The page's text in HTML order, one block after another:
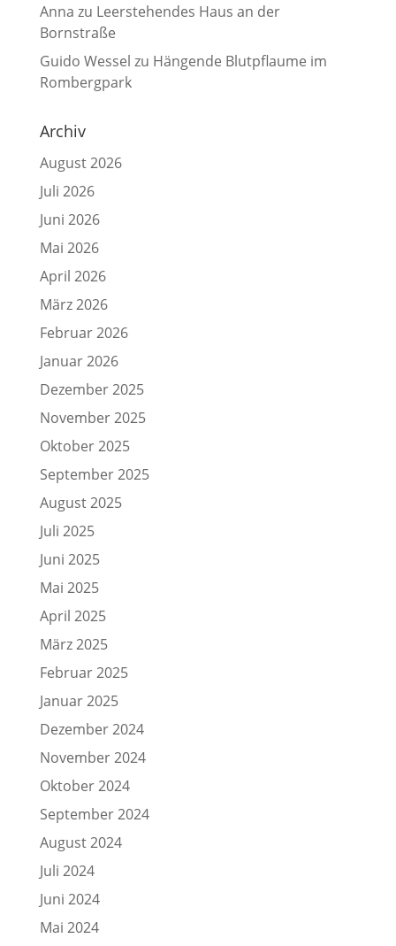
Anna zu Leerstehendes Haus an der
Bornstraße
Guido Wessel zu Hängende Blutpflaume im
Rombergpark
Archiv
August 2026
Juli 2026
Juni 2026
Mai 2026
April 2026
März 2026
Februar 2026
Januar 2026
Dezember 2025
November 2025
Oktober 2025
September 2025
August 2025
Juli 2025
Juni 2025
Mai 2025
April 2025
März 2025
Februar 2025
Januar 2025
Dezember 2024
November 2024
Oktober 2024
September 2024
August 2024
Juli 2024
Juni 2024
Mai 2024